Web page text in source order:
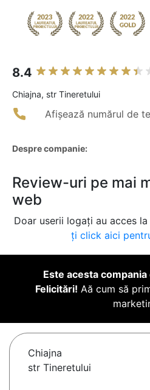
8.4
Chiajna, str Tineretului
Afișează numărul de
Despre companie:
Review-uri pe mai
web
Doar userii logați au acces
ți click aici
Este acesta
Felicitări! Aă cum să
Chiajna
str Tineretului